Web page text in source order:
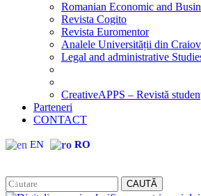
Romanian Economic and
Revista Cogito
Revista Euromentor
Analele Universității din
Legal and administrative
CreativeAPPS – Revistă
Parteneri
CONTACT
EN RO
CAUTĂ